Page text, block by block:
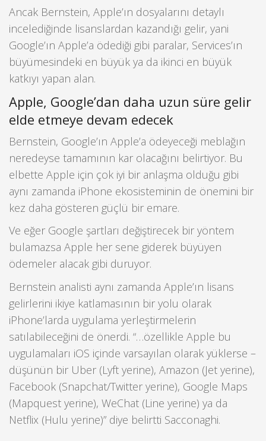
Ancak Bernstein, Apple’ın dosyalarını detaylı
incelediğinde lisanslardan kazandığı gelir, yani
Google’ın Apple’a ödediği gibi paralar, Services’ın
büyümesindeki en büyük ya da ikinci en büyük
katkıyı yapan alan.
Apple, Google’dan daha uzun süre gelir
elde etmeye devam edecek
Bernstein, Google’ın Apple’a ödeyeceği meblağın
neredeyse tamamının kar olacağını belirtiyor. Bu
elbette Apple için çok iyi bir anlaşma olduğu gibi
aynı zamanda iPhone ekosisteminin de önemini bir
kez daha gösteren güçlü bir emare.
Ve eğer Google şartları değiştirecek bir yöntem
bulamazsa Apple her sene giderek büyüyen
ödemeler alacak gibi duruyor.
Bernstein analisti aynı zamanda Apple’ın lisans
gelirlerini ikiye katlamasının bir yolu olarak
iPhone’larda uygulama yerleştirmelerin
satılabileceğini de önerdi. “…özellikle Apple bu
uygulamaları iOS içinde varsayılan olarak yüklerse –
düşünün bir Uber (Lyft yerine), Amazon (Jet yerine),
Facebook (Snapchat/Twitter yerine), Google Maps
(Mapquest yerine), WeChat (Line yerine) ya da
Netflix (Hulu yerine)” diye belirtti Sacconaghi.